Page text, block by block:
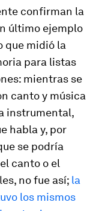
confirman la
último ejemplo
que midió la
para listas
mientras se
canto y música
instrumental,
habla y, por
se podría
canto o el
no fue así; la
los mismos